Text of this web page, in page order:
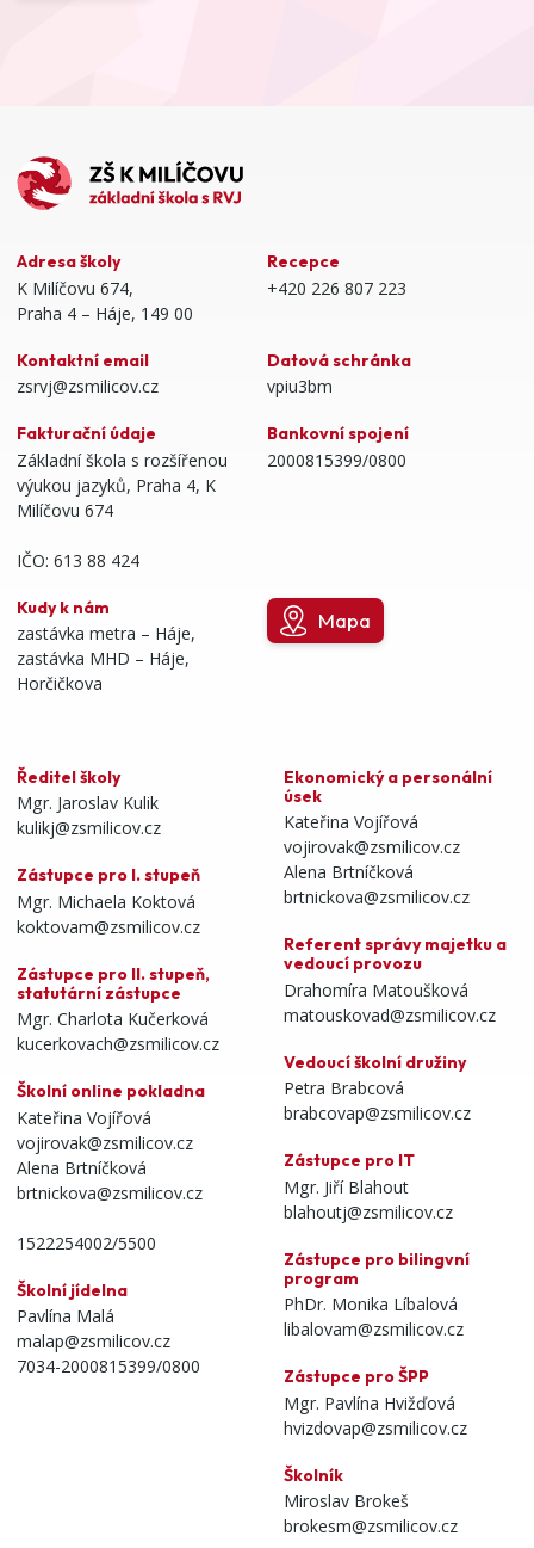
Adresa školy
K Milíčovu 674,
Praha 4 – Háje, 149 00
Recepce
+420 226 807 223
Kontaktní email
zsrvj@zsmilicov.cz
Datová schránka
vpiu3bm
Fakturační údaje
Základní škola s rozšířenou
výukou jazyků, Praha 4, K
Milíčovu 674
IČO: 613 88 424
Bankovní spojení
2000815399/0800
Kudy k nám
zastávka metra – Háje,
zastávka MHD – Háje,
Horčičkova
Mapa
Ředitel školy
Mgr. Jaroslav Kulik
kulikj@zsmilicov.cz
Zástupce pro I. stupeň
Mgr. Michaela Koktová
koktovam@zsmilicov.cz
Zástupce pro II. stupeň,
statutární zástupce
Mgr. Charlota Kučerková
kucerkovach@zsmilicov.cz
Školní online pokladna
Kateřina Vojířová
vojirovak@zsmilicov.cz
Alena Brtníčková
brtnickova@zsmilicov.cz
1522254002/5500
Školní jídelna
Pavlína Malá
malap@zsmilicov.cz
7034-2000815399/0800
Ekonomický a personální
úsek
Kateřina Vojířová
vojirovak@zsmilicov.cz
Alena Brtníčková
brtnickova@zsmilicov.cz
Referent správy majetku a
vedoucí provozu
Drahomíra Matoušková
matouskovad@zsmilicov.cz
Vedoucí školní družiny
Petra Brabcová
brabcovap@zsmilicov.cz
Zástupce pro IT
Mgr. Jiří Blahout
blahoutj@zsmilicov.cz
Zástupce pro bilingvní
program
PhDr. Monika Líbalová
libalovam@zsmilicov.cz
Zástupce pro ŠPP
Mgr. Pavlína Hvižďová
hvizdovap@zsmilicov.cz
Školník
Miroslav Brokeš
brokesm@zsmilicov.cz